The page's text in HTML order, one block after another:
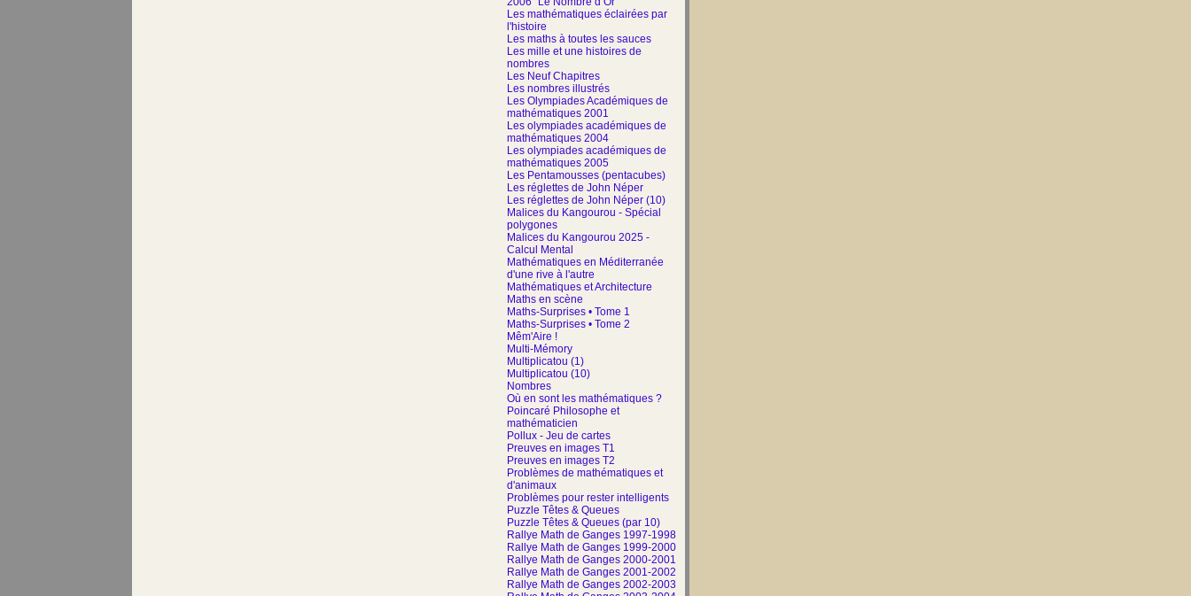
Les mathématiques éclairées par
l'histoire
Les maths à toutes les sauces
Les mille et une histoires de
nombres
Les Neuf Chapitres
Les nombres illustrés
Les Olympiades Académiques de
mathématiques 2001
Les olympiades académiques de
mathématiques 2004
Les olympiades académiques de
mathématiques 2005
Les Pentamousses (pentacubes)
Les réglettes de John Néper
Les réglettes de John Néper (10)
Malices du Kangourou - Spécial
polygones
Malices du Kangourou 2025 -
Calcul Mental
Mathématiques en Méditerranée
d'une rive à l'autre
Mathématiques et Architecture
Maths en scène
Maths-Surprises • Tome 1
Maths-Surprises • Tome 2
Mêm'Aire !
Multi-Mémory
Multiplicatou (1)
Multiplicatou (10)
Nombres
Où en sont les mathématiques ?
Poincaré Philosophe et
mathématicien
Pollux - Jeu de cartes
Preuves en images T1
Preuves en images T2
Problèmes de mathématiques et
d'animaux
Problèmes pour rester intelligents
Puzzle Têtes & Queues
Puzzle Têtes & Queues (par 10)
Rallye Math de Ganges 1997-1998
Rallye Math de Ganges 1999-2000
Rallye Math de Ganges 2000-2001
Rallye Math de Ganges 2001-2002
Rallye Math de Ganges 2002-2003